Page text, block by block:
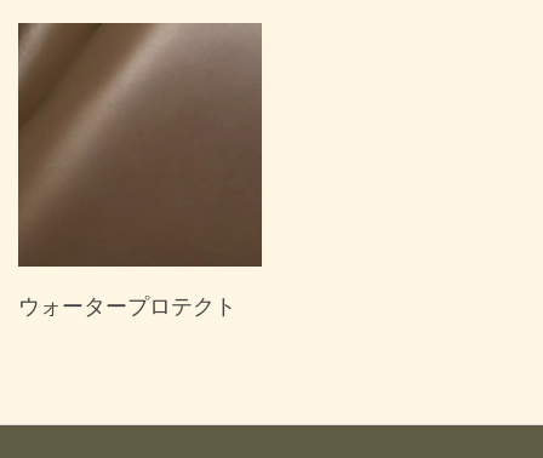
ウォータープロテクト